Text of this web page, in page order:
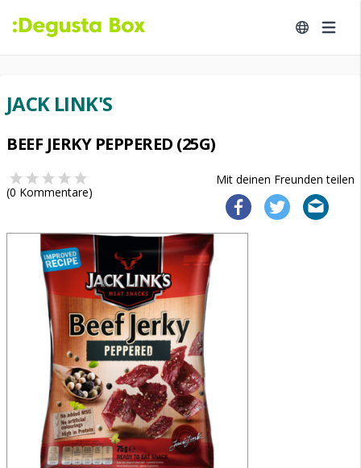
JACK LINK'S
BEEF JERKY PEPPERED (25G)
Mit deinen Freunden teilen
(0 Kommentare)